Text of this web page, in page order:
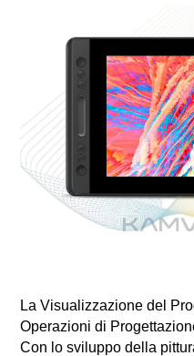
La Visualizzazione del
Operazioni di
Con lo sviluppo della